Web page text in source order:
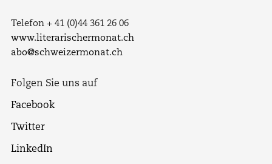
Telefon + 41 (0)44 361 26 06
www.literarischermonat.ch
abo@schweizermonat.ch
Folgen Sie uns auf
Facebook
Twitter
LinkedIn